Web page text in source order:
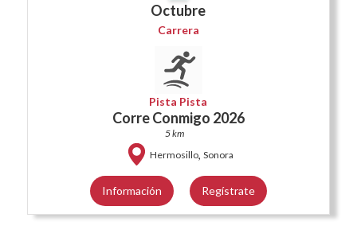
Octubre
Carrera
Pista Pista
Corre Conmigo 2026
5 km
Hermosillo, Sonora
Información Regístrate